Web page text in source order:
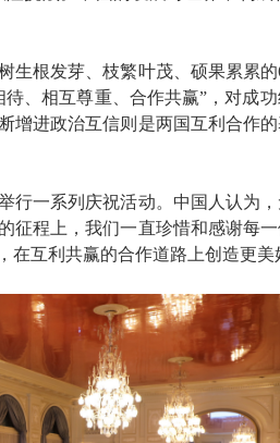
根发芽、枝繁叶茂、硕果累累的
、相互尊重、合作共赢”，对成
增进政治互信则是两国互利合作
一系列庆祝活动。中国人认为，
征程上，我们一直珍惜和感谢每
互利共赢的合作道路上创造更美